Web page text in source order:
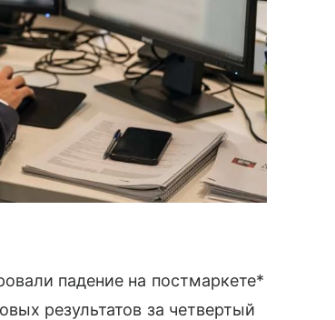
падение на постмаркете*
результатов за четвертый